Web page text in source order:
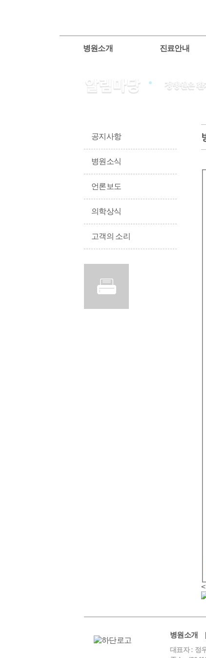
병원소개 진료안내
공지사항
병원소식
언론보도
의학상식
고객의 소리
<
병원소개 |
대표자 : 정